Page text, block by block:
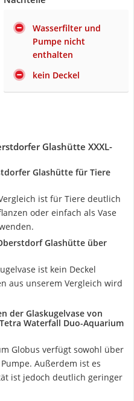
Wasserfilter und
Pumpe nicht
enthalten
kein Deckel
Glashütte XXXL-
Glashütte für Tiere
ist für Tiere deutlich
oder einfach als Vase
Glashütte über
ist kein Deckel
aus unserem Vergleich wird
der Glaskugelvase von
Waterfall Duo-Aquarium
Globus verfügt sowohl über
Außerdem ist es
ist jedoch deutlich geringer